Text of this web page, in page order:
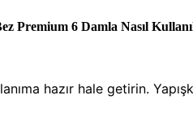
Premium 6 Damla Nasıl
hazır hale getirin.